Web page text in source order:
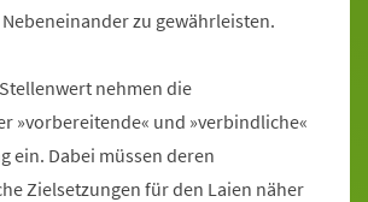
zu gewährleisten.
nehmen die
»vorbereitende« und »verbindliche«
ein. Dabei müssen deren
Zielsetzungen für den Laien näher